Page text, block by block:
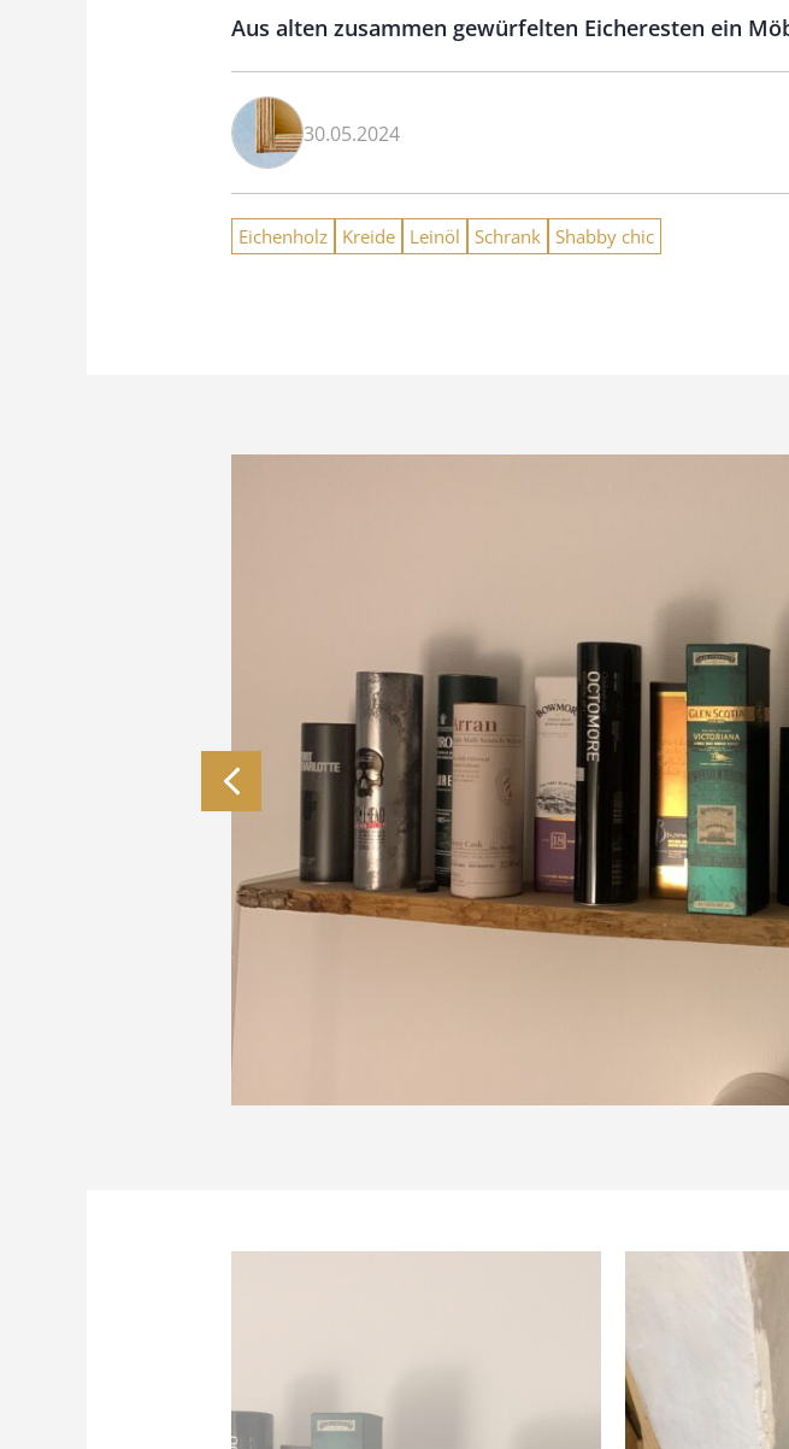
Aus alten zusammen gewürfelten Eicheresten ein
30.05.2024
Eichenholz Kreide Leinöl Schrank Shabby chic